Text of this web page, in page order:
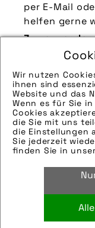
Wir nutzen
ihnen sind
Website und das
Wenn es für Sie
Cookies
die Sie mit uns
die Einstellungen
Sie jederzeit
finden Sie in
per E-Mail
helfen gerne
Zu
Quelle/
Bischoff´]
Technik-Info:
Die
eingefügt.
per E-Mail
helfen gerne
stadt,
Bild